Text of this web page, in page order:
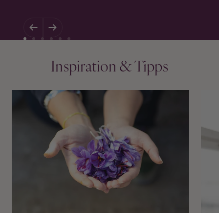
ZurückWeiter
4
5 6
Inspiration & Tipps